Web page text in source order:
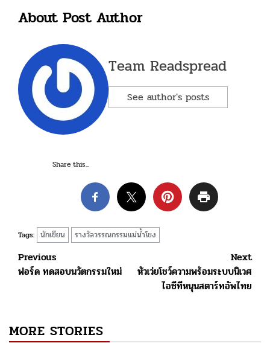
About Post Author
Team Readspread
See author's posts
Share this...
Tags: นักเขียน รางวัลวรรณกรรมแม่น้ำโขง
Post
navigation
Previous
ฟอร์ด ทดสอบนวัตกรรมใหม่
Next
หัวเว่ยโชว์ความพร้อมระบบนิเวศ
ไอซีทีหนุนสตาร์ทอัพไทย
MORE STORIES